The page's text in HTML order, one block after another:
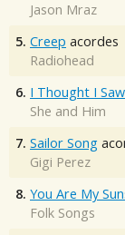
Jason Mraz
5. Creep acordes
Radiohead
6. I Thought I
She and Him
7. Sailor Song
Gigi Perez
8. You Are My
Folk Songs